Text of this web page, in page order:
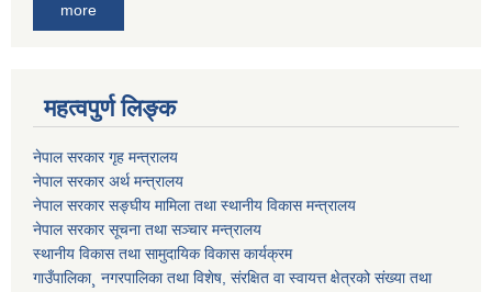
more
महत्वपुर्ण लिङ्क
नेपाल सरकार गृह मन्त्रालय
नेपाल सरकार अर्थ मन्त्रालय
नेपाल सरकार सङ्घीय मामिला तथा स्थानीय विकास मन्त्रालय
नेपाल सरकार सूचना तथा सञ्चार मन्त्रालय
स्थानीय विकास तथा सामुदायिक विकास कार्यक्रम
गाउँपालिका¸ नगरपालिका तथा विशेष, संरक्षित वा स्वायत्त क्षेत्रको संख्या तथा